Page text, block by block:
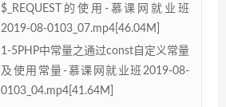
$_REQUEST的使用-慕课网就业班
2019-08-0103_07.mp4[46.04M]
1-5PHP中常量之通过const自定义常量
及使用常量-慕课网就业班2019-08-
0103_04.mp4[41.64M]